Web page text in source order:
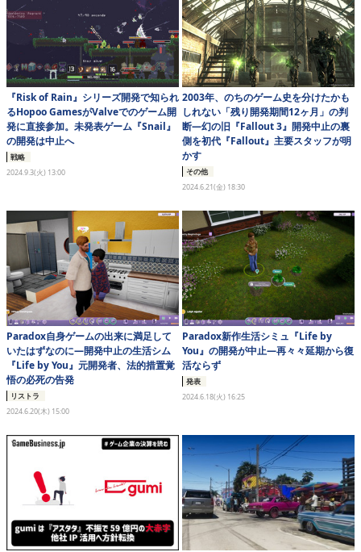
『Risk of Rain』シリーズ開発で知られ
るHopoo GamesがValveでのゲーム開
発に直接参加。未発表ゲーム『Snail』
の開発は中止へ
戦略
2024.9.3(火) 13:00
2003年、のちのゲーム史を分けたかも
しれない「残り開発期間12ヶ月」の判
断―幻の旧『Fallout 3』開発中止の裏
側を初代『Fallout』主要スタッフが明
かす
その他
2024.6.21(金) 18:30
Paradox自身ゲームの出来に満足して
いたはずなのに―開発中止の生活シム
『Life by You』元開発者、法的措置覚
悟の必死の告発
リストラ
2024.6.20(木) 15:00
Paradox新作生活シミュ『Life by
You』の開発が中止―再々々延期から復
活ならず
発表
2024.6.18(火) 16:25